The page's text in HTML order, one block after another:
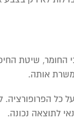
החומר, שיטת
משרת אותה.
כל הפרופורציה.
לתוצאה נכונה.